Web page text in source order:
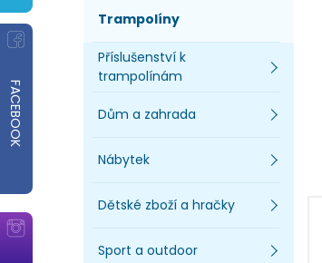
FACEBOOK
Trampolíny
Příslušenství k
trampolínám
Dům a zahrada
Nábytek
Dětské zboží a hračky
Sport a outdoor